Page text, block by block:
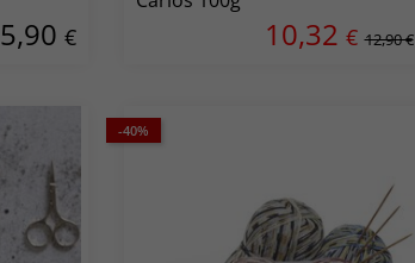
5,90 € 10,32 € 12,90 €
-40%